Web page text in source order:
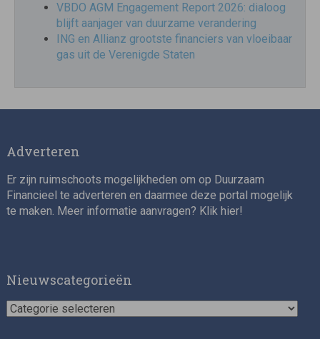
VBDO AGM Engagement Report 2026: dialoog
blijft aanjager van duurzame verandering
ING en Allianz grootste financiers van vloeibaar
gas uit de Verenigde Staten
Adverteren
Er zijn ruimschoots mogelijkheden om op Duurzaam
Financieel te adverteren en daarmee deze portal mogelijk
te maken. Meer informatie aanvragen? Klik hier!
Nieuwscategorieën
Nieuwscategorieën